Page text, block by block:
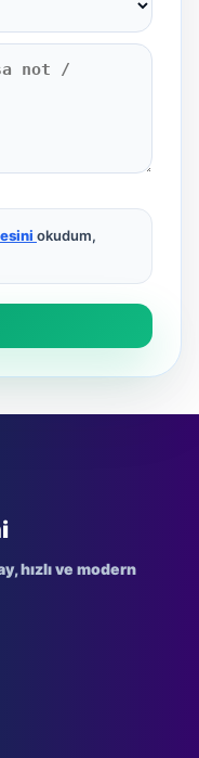
okudum,
hızlı ve modern